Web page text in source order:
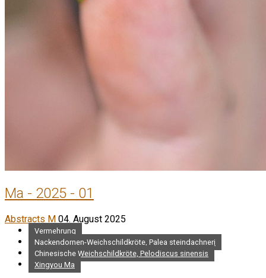
Ma - 2025 - 01
Abstracts M 04. August 2025
Vermehrung
Nackendornen-Weichschildkröte, Palea steindachneri
Chinesische Weichschildkröte, Pelodiscus sinensis
Xingyou Ma